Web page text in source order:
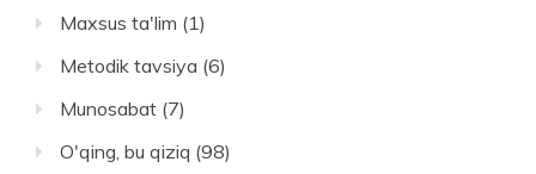
Maxsus ta'lim (1)
Metodik tavsiya (6)
Munosabat (7)
O'qing, bu qiziq (98)